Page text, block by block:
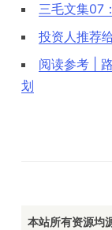
三毛文集07
投资人推荐
阅读参考 |
划
本站所有资源均